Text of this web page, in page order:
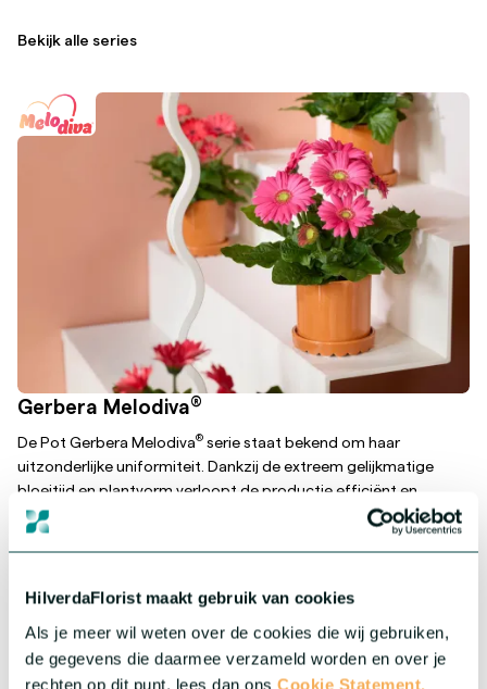
HilverdaFlorist maakt gebruik van cookies
Als je meer wil weten over de cookies die wij gebruiken,
de gegevens die daarmee verzameld worden en over je
rechten op dit punt, lees dan ons Cookie Statement.
Bekijk alle series
Gerbera Melodiva®
De Pot Gerbera Melodiva® serie staat bekend om haar
uitzonderlijke uniformiteit. Dankzij de extreem gelijkmatige
bloeitijd en plantvorm verloopt de productie efficiënt en
voorspelbaar.
Meer over deze serie